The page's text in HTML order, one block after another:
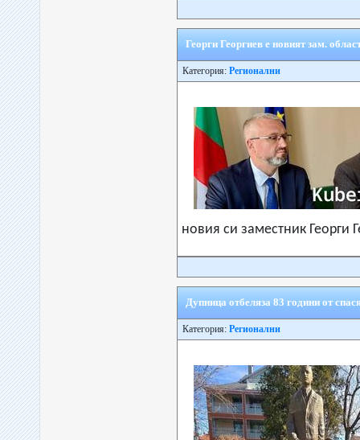
Георги Георгиев е новият зам.
Категория: Регионални
новия си заместник
Дупница отбеляза 83 години от
Категория: Регионални